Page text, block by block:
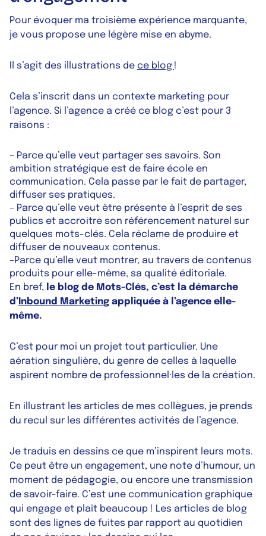
Pour évoquer ma troisième expérience marquante,
je vous propose une légère mise en abyme.
Il s’agit des illustrations de ce blog !
Cela s’inscrit dans un contexte marketing pour
l’agence. Si l’agence a créé ce blog c’est pour 3
raisons :
– Parce qu’elle veut partager ses savoirs. Son
ambition stratégique est de faire école en
communication. Cela passe par le fait de partager,
diffuser ses pratiques.
– Parce qu’elle veut être présente à l’esprit de ses
publics et accroitre son référencement naturel sur
quelques mots-clés. Cela réclame de produire et
diffuser de nouveaux contenus.
–Parce qu’elle veut montrer, au travers de contenus
produits pour elle-même, sa qualité éditoriale.
En bref, le blog de Mots-Clés, c’est la démarche
d’ Inbound Marketing appliquée à l’agence elle-
même.
C’est pour moi un projet tout particulier. Une
aération singulière, du genre de celles à laquelle
aspirent nombre de professionnel·les de la création.
En illustrant les articles de mes collègues, je prends
du recul sur les différentes activités de l’agence.
Je traduis en dessins ce que m’inspirent leurs mots.
Ce peut être un engagement, une note d’humour, un
moment de pédagogie, ou encore une transmission
de savoir-faire. C’est une communication graphique
qui engage et plaît beaucoup ! Les articles de blog
sont des lignes de fuites par rapport au quotidien